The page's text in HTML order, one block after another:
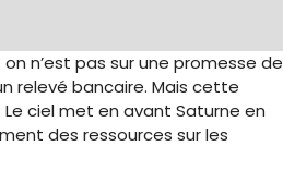
n’est pas sur une promesse de
relevé bancaire. Mais cette
ciel met en avant Saturne en
des ressources sur les